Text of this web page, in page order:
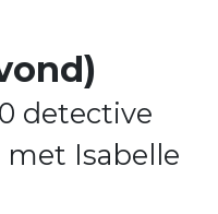
detective
met Isabelle